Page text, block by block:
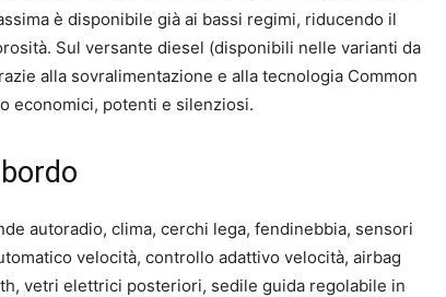
è disponibile già ai bassi regimi, riducendo il
Sul versante diesel (disponibili nelle varianti da
alla sovralimentazione e alla tecnologia Common
economici, potenti e silenziosi.
autoradio, clima, cerchi lega, fendinebbia, sensori
velocità, controllo adattivo velocità, airbag
vetri elettrici posteriori, sedile guida regolabile in